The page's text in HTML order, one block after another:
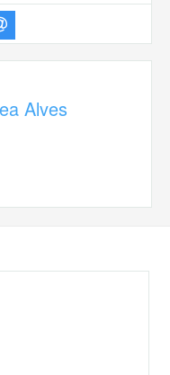
Alves